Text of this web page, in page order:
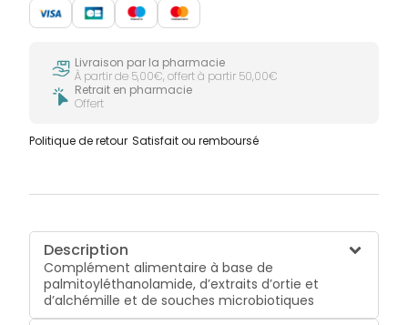
Livraison par la pharmacie
À partir de 5,00€, offert à partir 50,00€
Retrait en pharmacie
Offert
Politique de retour Satisfait ou remboursé
Description
Complément alimentaire à base de
palmitoyléthanolamide, d’extraits d’ortie et
d’alchémille et de souches microbiotiques